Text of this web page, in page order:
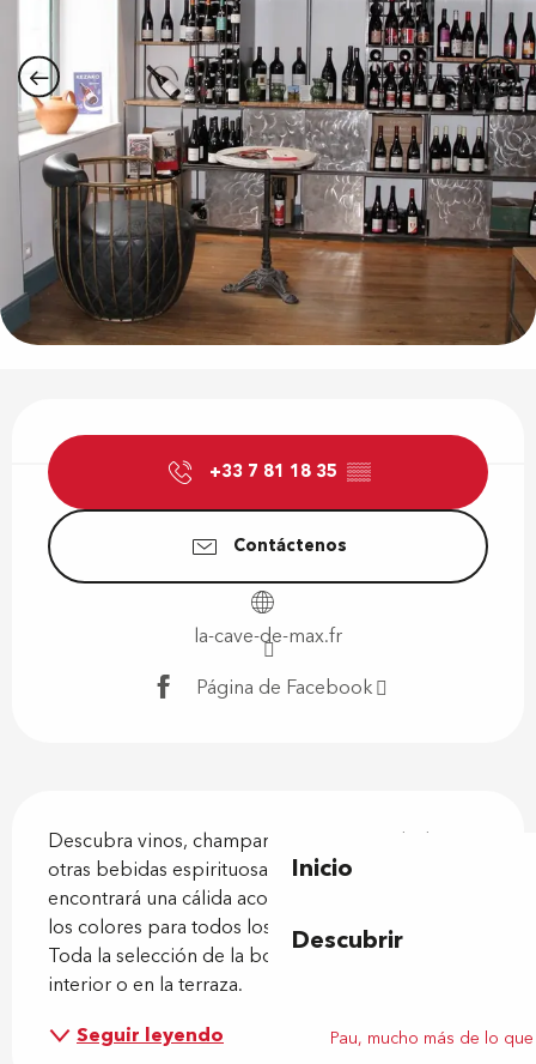
Inicio
Descubrir
Pau, mucho más de lo
+33 7 81 18 35 ▒▒
Contáctenos
la-cave-de-max.fr
Página de Facebook
Descubra vinos, champanes, cervezas, whiskies y
otras bebidas espirituosas. En un marco original,
encontrará una cálida acogida y consejos de todos
los colores para todos los gustos y presupuestos.
Toda la selección de la bodega para disfrutar en el
interior o en la terraza.
Seguir leyendo